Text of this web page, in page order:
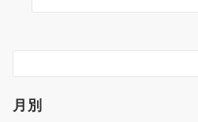
月別